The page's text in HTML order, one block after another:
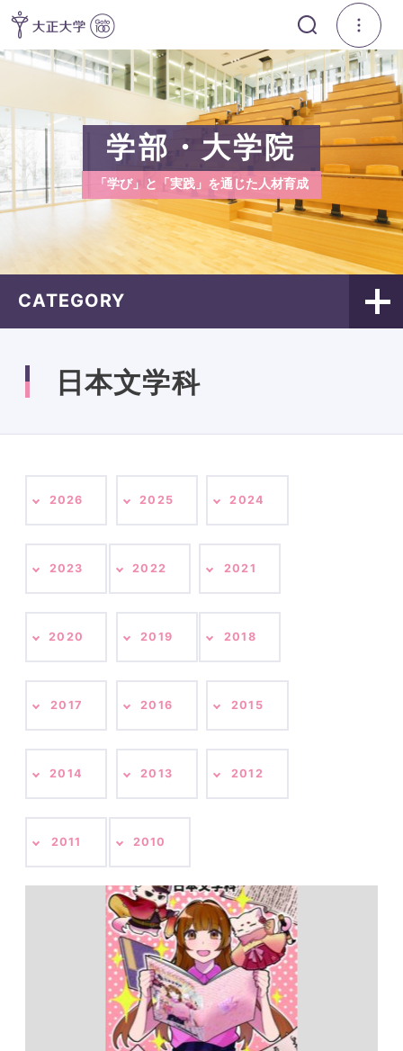
学部・大学院
「学び」と「実践」を通じた人材育成
CATEGORY
日本文学科
2026 2025 2024
2023 2022 2021
2020 2019 2018
2017 2016 2015
2014 2013 2012
2011 2010